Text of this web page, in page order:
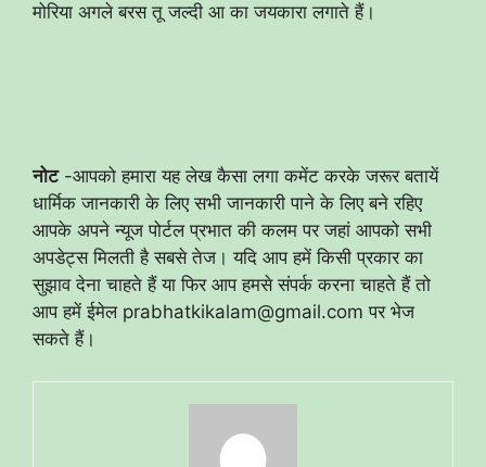
मोरिया अगले बरस तू जल्दी आ का जयकारा लगाते हैं।
नोट-आपको हमारा यह लेख कैसा लगा कमेंट करके जरूर बतायें
धार्मिक जानकारी के लिए सभी जानकारी पाने के लिए बने रहिए
आपके अपने न्यूज पोर्टल प्रभात की कलम पर जहां आपको सभी
अपडेट्स मिलती है सबसे तेज। यदि आप हमें किसी प्रकार का
सुझाव देना चाहते हैं या फिर आप हमसे संपर्क करना चाहते हैं तो
आप हमें ईमेल prabhatkikalam@gmail.com पर भेज
सकते हैं।